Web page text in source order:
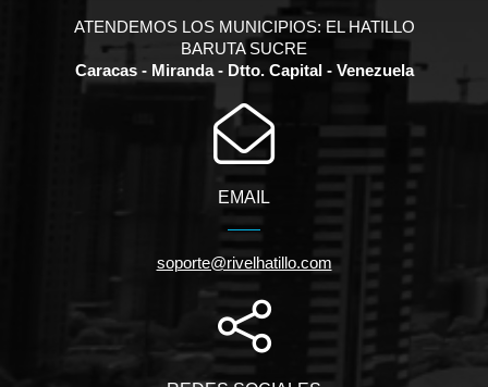
ATENDEMOS LOS MUNICIPIOS: EL HATILLO
BARUTA SUCRE
Caracas - Miranda - Dtto. Capital - Venezuela
EMAIL
soporte@rivelhatillo.com